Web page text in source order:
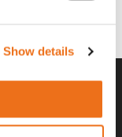
Show details